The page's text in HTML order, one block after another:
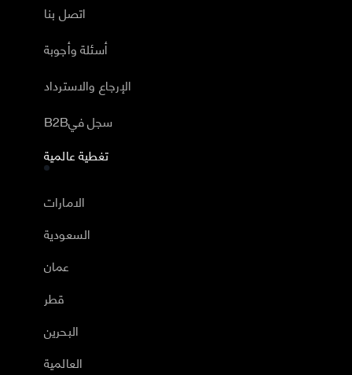
اتصل بنا
أسئلة وأجوبة
الإرجاع والاسترداد
B2Bسجل في
تغطية عالمية
الامارات
السعودية
عمان
قطر
البحرين
العالمية